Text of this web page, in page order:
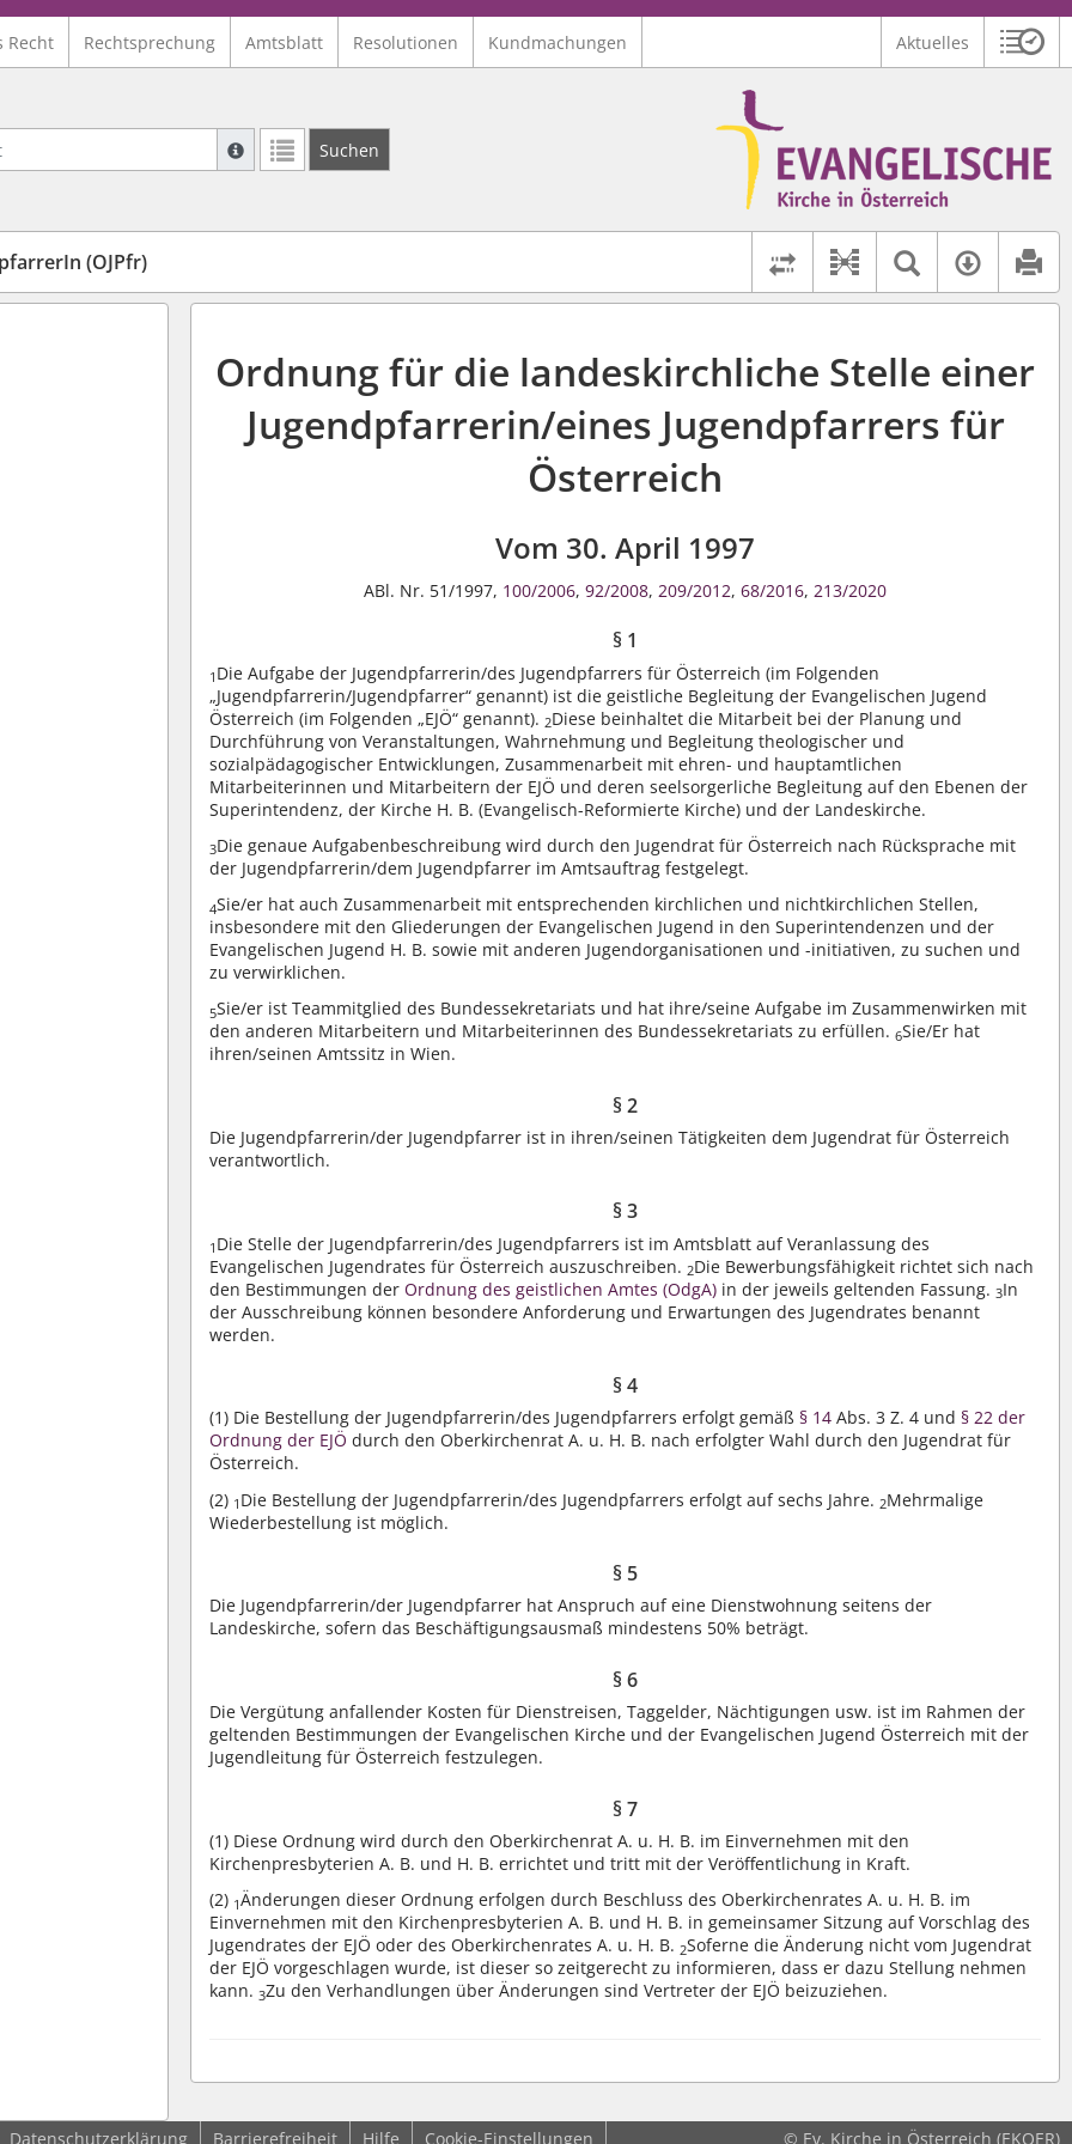
Recht Rechtsprechung Amtsblatt Resolutionen Kundmachungen Aktuelles
Suche mit Platzhalter "*", Bsp. Pfarrer*, findet auch: "Pfarrerinitiative" oder "Pfarrerausschuss".
Suchen
Logo Ev. Kirche in Österreich
(OJPfr)
Rechtsstände
Dokument-
Textsuche
Ordnung für die landeskirchliche Stelle einer
Jugendpfarrerin/eines Jugendpfarrers für
Österreich
Vom 30. April 1997
ABl. Nr. 51/1997, 100/2006,92/2008,209/2012,68/2016,213/2020
§ 1
1 Die Aufgabe der Jugendpfarrerin/des Jugendpfarrers für Österreich (im Folgenden
„Jugendpfarrerin/Jugendpfarrer“ genannt) ist die geistliche Begleitung der Evangelischen Jugend
Österreich (im Folgenden „EJÖ“ genannt). 2Diese beinhaltet die Mitarbeit bei der Planung und
Durchführung von Veranstaltungen, Wahrnehmung und Begleitung theologischer und
sozialpädagogischer Entwicklungen, Zusammenarbeit mit ehren- und hauptamtlichen
Mitarbeiterinnen und Mitarbeitern der EJÖ und deren seelsorgerliche Begleitung auf den Ebenen der
Superintendenz, der Kirche H. B. (Evangelisch-Reformierte Kirche) und der Landeskirche.
3Die genaue Aufgabenbeschreibung wird durch den Jugendrat für Österreich nach Rücksprache mit
der Jugendpfarrerin/dem Jugendpfarrer im Amtsauftrag festgelegt.
4Sie/er hat auch Zusammenarbeit mit entsprechenden kirchlichen und nichtkirchlichen Stellen,
insbesondere mit den Gliederungen der Evangelischen Jugend in den Superintendenzen und der
Evangelischen Jugend H. B. sowie mit anderen Jugendorganisationen und -initiativen, zu suchen und
zu verwirklichen.
5Sie/er ist Teammitglied des Bundessekretariats und hat ihre/seine Aufgabe im Zusammenwirken mit
den anderen Mitarbeitern und Mitarbeiterinnen des Bundessekretariats zu erfüllen.6Sie/Er hat
ihren/seinen Amtssitz in Wien.
§ 2
Die Jugendpfarrerin/der Jugendpfarrer ist in ihren/seinen Tätigkeiten dem Jugendrat für Österreich
verantwortlich.
§ 3
1 Die Stelle der Jugendpfarrerin/des Jugendpfarrers ist im Amtsblatt auf Veranlassung des
Evangelischen Jugendrates für Österreich auszuschreiben. 2Die Bewerbungsfähigkeit richtet sich nach
den Bestimmungen der Ordnung des geistlichen Amtes (OdgA) in der jeweils geltenden Fassung.3In
der Ausschreibung können besondere Anforderung und Erwartungen des Jugendrates benannt
werden.
§ 4
(1) Die Bestellung der Jugendpfarrerin/des Jugendpfarrers erfolgt gemäß § 14 Abs. 3 Z. 4 und § 22 der
Ordnung der EJÖ durch den Oberkirchenrat A. u. H. B. nach erfolgter Wahl durch den Jugendrat für
Österreich.
(2) 1 Die Bestellung der Jugendpfarrerin/des Jugendpfarrers erfolgt auf sechs Jahre. 2Mehrmalige
Wiederbestellung ist möglich.
§ 5
Die Jugendpfarrerin/der Jugendpfarrer hat Anspruch auf eine Dienstwohnung seitens der
Landeskirche, sofern das Beschäftigungsausmaß mindestens 50% beträgt.
§ 6
Die Vergütung anfallender Kosten für Dienstreisen, Taggelder, Nächtigungen usw. ist im Rahmen der
geltenden Bestimmungen der Evangelischen Kirche und der Evangelischen Jugend Österreich mit der
Jugendleitung für Österreich festzulegen.
§ 7
(1) Diese Ordnung wird durch den Oberkirchenrat A. u. H. B. im Einvernehmen mit den
Kirchenpresbyterien A. B. und H. B. errichtet und tritt mit der Veröffentlichung in Kraft.
(2) 1Änderungen dieser Ordnung erfolgen durch Beschluss des Oberkirchenrates A. u. H. B. im
Einvernehmen mit den Kirchenpresbyterien A. B. und H. B. in gemeinsamer Sitzung auf Vorschlag des
Jugendrates der EJÖ oder des Oberkirchenrates A. u. H. B. 2Soferne die Änderung nicht vom Jugendrat
der EJÖ vorgeschlagen wurde, ist dieser so zeitgerecht zu informieren, dass er dazu Stellung nehmen
kann.3Zu den Verhandlungen über Änderungen sind Vertreter der EJÖ beizuziehen.
Datenschutzerklärung Barrierefreiheit Hilfe Cookie-Einstellungen © Ev. Kirche in Österreich (EKOER)